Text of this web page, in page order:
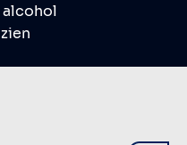
alcohol